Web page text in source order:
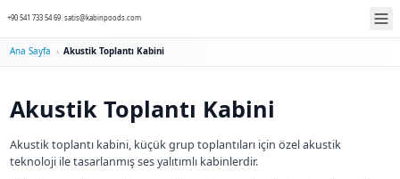
satis@kabinpoods.com
Akustik Toplantı Kabini